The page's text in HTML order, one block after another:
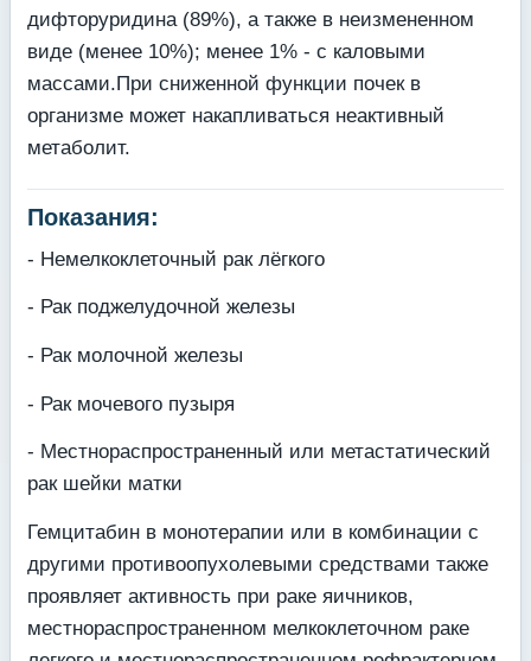
дифторуридина (89%), а также в неизмененном
виде (менее 10%); менее 1% - с каловыми
массами.При сниженной функции почек в
организме может накапливаться неактивный
метаболит.
Показания:
- Немелкоклеточный рак лёгкого
- Рак поджелудочной железы
- Рак молочной железы
- Рак мочевого пузыря
- Местнораспространенный или метастатический
рак шейки матки
Гемцитабин в монотерапии или в комбинации с
другими противоопухолевыми средствами также
проявляет активность при раке яичников,
местнораспространенном мелкоклеточном раке